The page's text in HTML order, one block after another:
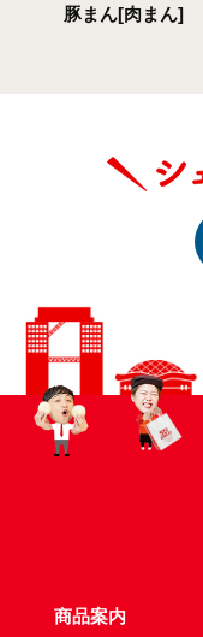
豚まん[肉まん]
商品案内